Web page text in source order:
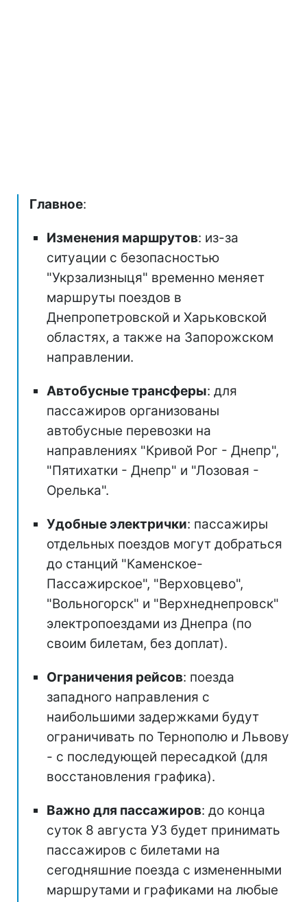
Главное:
Изменения маршрутов: из-за
ситуации с безопасностью
"Укрзализныця" временно меняет
маршруты поездов в
Днепропетровской и Харьковской
областях, а также на Запорожском
направлении.
Автобусные трансферы: для
пассажиров организованы
автобусные перевозки на
направлениях "Кривой Рог - Днепр",
"Пятихатки - Днепр" и "Лозовая -
Орелька".
Удобные электрички: пассажиры
отдельных поездов могут добраться
до станций "Каменское-
Пассажирское", "Верховцево",
"Вольногорск" и "Верхнеднепровск"
электропоездами из Днепра (по
своим билетам, без доплат).
Ограничения рейсов: поезда
западного направления с
наибольшими задержками будут
ограничивать по Тернополю и Львову
- с последующей пересадкой (для
восстановления графика).
Важно для пассажиров: до конца
суток 8 августа УЗ будет принимать
пассажиров с билетами на
сегодняшние поезда с измененными
маршрутами и графиками на любые